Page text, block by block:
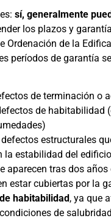
sí, generalmente
los plazos y
Ordenación de la
períodos de garantía
de terminación o
de habitabilidad
estructurales
la estabilidad del edificio
aparecen tras dos años
estar cubiertas por la
habitabilidad , ya que
de